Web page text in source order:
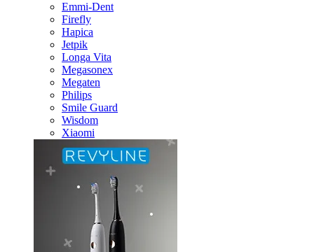
Emmi-Dent
Firefly
Hapica
Jetpik
Longa Vita
Megasonex
Megaten
Philips
Smile Guard
Wisdom
Xiaomi